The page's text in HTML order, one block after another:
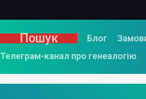
Пошук Блог
Телеграм-канал про генеалогію